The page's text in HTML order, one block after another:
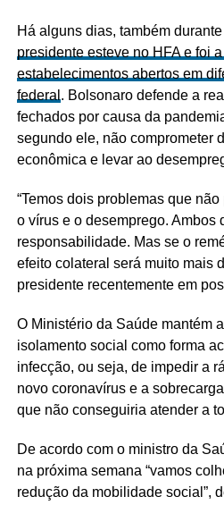
Há alguns dias, também
presidente esteve no HFA e foi
estabelecimentos abertos em
federal . Bolsonaro defende a
fechados por causa da
segundo ele, não comprometer
econômica e levar ao
“Temos dois problemas que
o vírus e o desemprego. Ambos
responsabilidade. Mas se o
efeito colateral será muito mais
presidente recentemente em
O Ministério da Saúde mantém
isolamento social como forma
infecção, ou seja, de impedir a
novo coronavírus e a
que não conseguiria atender a
De acordo com o ministro da
na próxima semana “vamos
redução da mobilidade social”,